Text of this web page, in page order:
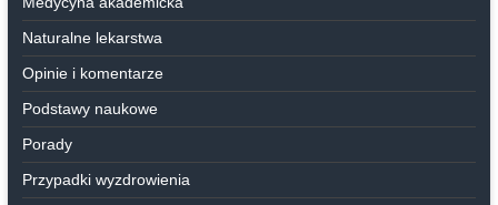
Naturalne lekarstwa
Opinie i komentarze
Podstawy naukowe
Porady
Przypadki wyzdrowienia